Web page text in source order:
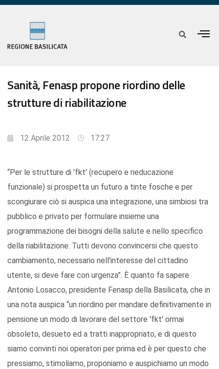
Sanità, Fenasp propone riordino delle
strutture di riabilitazione
12 Aprile 2012 17:27
“Per le strutture di 'fkt' (recupero e rieducazione
funzionale) si prospetta un futuro a tinte fosche e per
scongiurare ciò si auspica una integrazione, una simbiosi tra
pubblico e privato per formulare insieme una
programmazione dei bisogni della salute e nello specifico
della riabilitazione. Tutti devono convincersi che questo
cambiamento, necessario nell'interesse del cittadino
utente, si deve fare con urgenza”. È quanto fa sapere
Antonio Losacco, presidente Fenasp della Basilicata, che in
una nota auspica “un riordino per mandare definitivamente in
pensione un modo di lavorare del settore 'fkt' ormai
obsoleto, desueto ed a tratti inappropriato, e di questo
siamo convinti noi operatori per prima ed è per questo che
pressiamo, stimoliamo, proponiamo e auspichiamo un modo